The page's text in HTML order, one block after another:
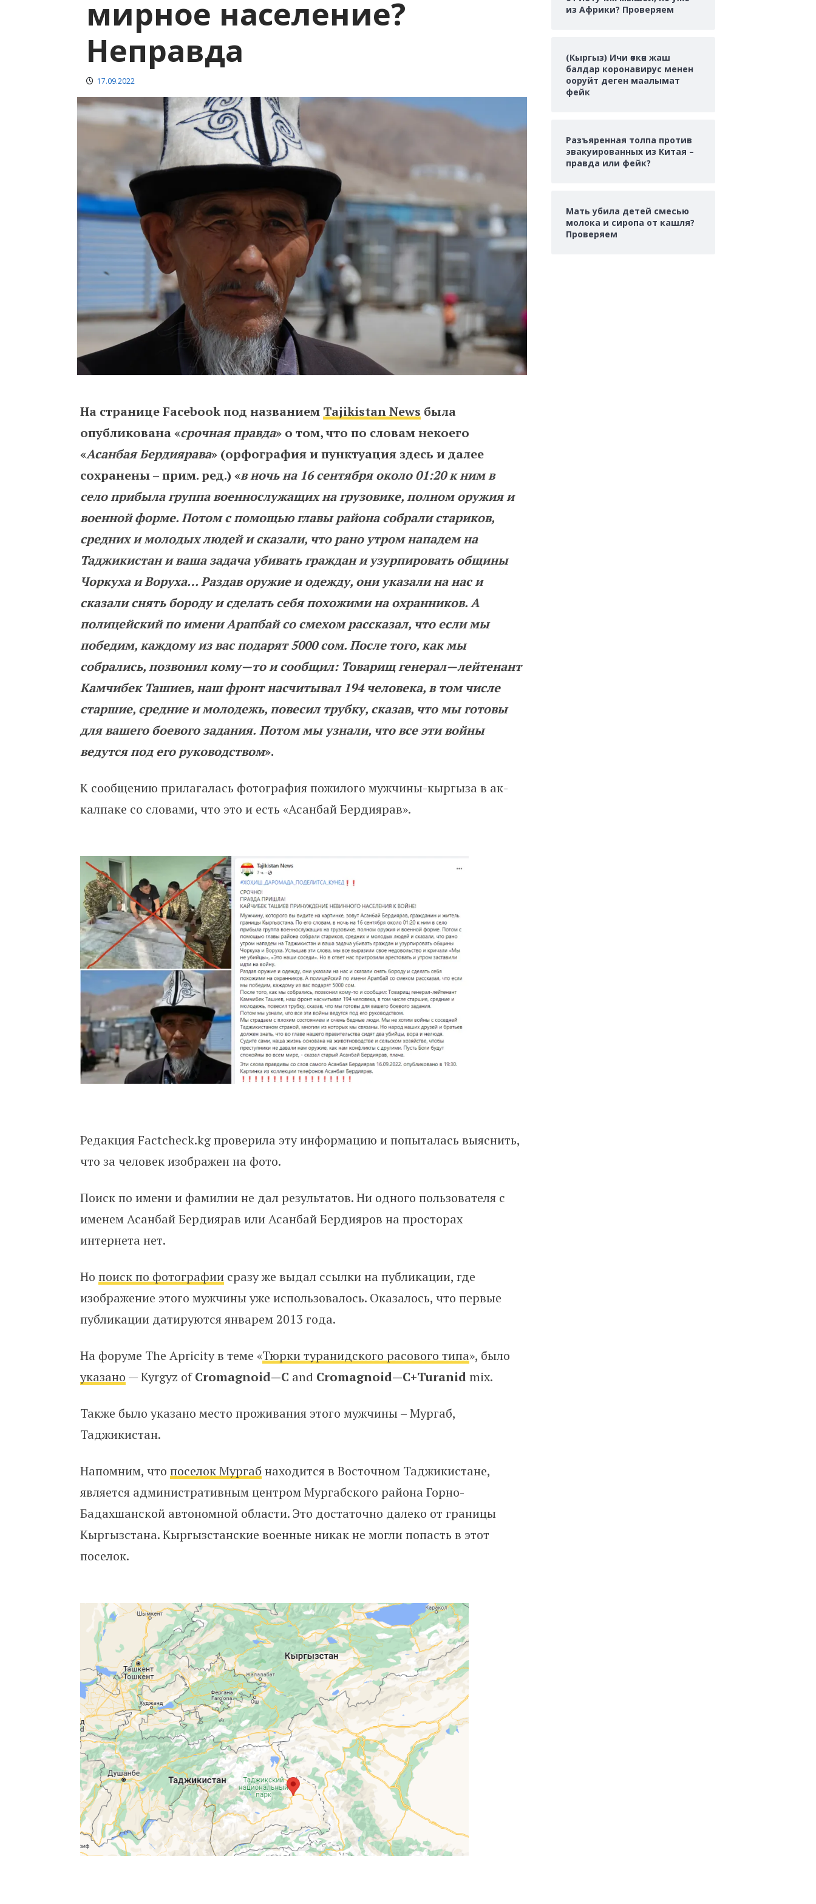
мирное население?
Неправда
17.09.2022
На странице Facebookпод названием Tajikistan News была
опубликована «срочная правда» о том, что по словам некоего
«Асанбая Бердиярава» (орфография и пунктуация здесь и далее
сохранены – прим. ред.)«вночьна16сентября около01:20книмв
селоприбылагруппавоеннослужащихнагрузовике,полном оружияи
военной форме.Потом спомощьюглавы района собрали стариков,
среднихимолодыхлюдейи сказали, что рано утромнападемна
Таджикистаниваша задача убиватьграждани узурпировать общины
ЧоркухаиВоруха… Раздав оружиеи одежду, они указалинанаси
сказали снять бородуи сделать себяпохожимина охранников.А
полицейскийпоимениАрапбай со смехом рассказал, что еслимы
победим,каждомуизвасподарят5000сом.После того,какмы
собрались,позвонилкому—тои сообщил: Товарищгенерал—лейтенант
Камчибек Ташиев,наш фронтнасчитывал194человека,в том числе
старшие, средниеимолодежь,повесил трубку, сказав, чтомыготовы
длявашего боевого задания. Потоммы узнали, чтовсе этивойны
ведутсяпод его руководством».
К сообщению прилагалась фотография пожилого мужчины-кыргыза в ак-
калпаке со словами, что это и есть «Асанбай Бердиярав».
Редакция Factcheck.kg проверила эту информацию и попыталась выяснить,
что за человек изображен на фото.
Поиск по имени и фамилии не дал результатов. Ни одного пользователя с
именем Асанбай Бердиярав или Асанбай Бердияров на просторах
интернета нет.
Нопоиск по фотографии сразу же выдал ссылки на публикации, где
изображение этого мужчины уже использовалось. Оказалось, что первые
публикации датируются январем 2013 года.
На форуме The Apricity в теме «Тюрки туранидского расового типа», было
указано — Kyrgyz ofCromagnoid—C and Cromagnoid—C+Turanidmix.
Также было указано место проживания этого мужчины – Мургаб,
Таджикистан.
Напомним, чтопоселок Мургаб находится в Восточном Таджикистане,
является административным центром Мургабского района Горно-
Бадахшанской автономной области. Это достаточно далеко от границы
Кыргызстана. Кыргызстанские военные никак не могли попасть в этот
поселок.
из Африки? Проверяем
(Кыргыз) Ичи өткөн жаш
балдар коронавирус менен
ооруйт деген маалымат
фейк
Разъяренная толпа против
эвакуированных из Китая –
правда или фейк?
Мать убила детей смесью
молока и сиропа от кашля?
Проверяем